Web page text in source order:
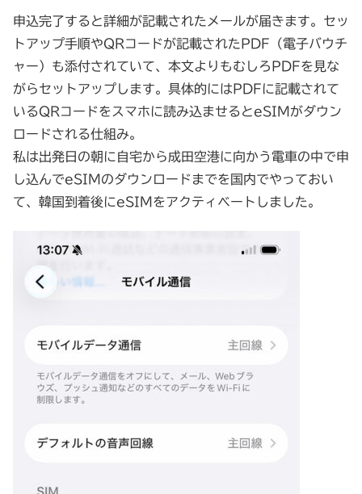
申込完了すると詳細が記載されたメールが届きます。セッ
トアップ手順やQRコードが記載されたPDF（電子バウチ
ャー）も添付されていて、本文よりもむしろPDFを見な
がらセットアップします。具体的にはPDFに記載されて
いるQRコードをスマホに読み込ませるとeSIMがダウン
ロードされる仕組み。
私は出発日の朝に自宅から成田空港に向かう電車の中で申
し込んでeSIMのダウンロードまでを国内でやっておい
て、韓国到着後にeSIMをアクティベートしました。